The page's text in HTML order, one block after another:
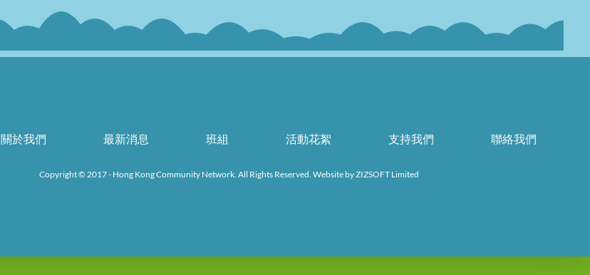
關於我們 最新消息 班組 活動花絮 支持我們 聯絡我們
Copyright © 2017 - Hong Kong Community Network. All Rights Reserved. Website byZIZSOFT Limited